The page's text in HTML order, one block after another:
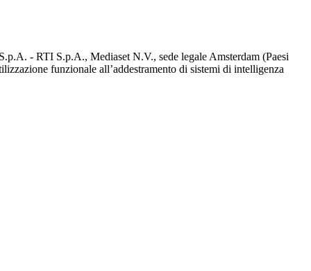
- RTI S.p.A., Mediaset N.V., sede legale Amsterdam (Paesi
funzionale all’addestramento di sistemi di intelligenza